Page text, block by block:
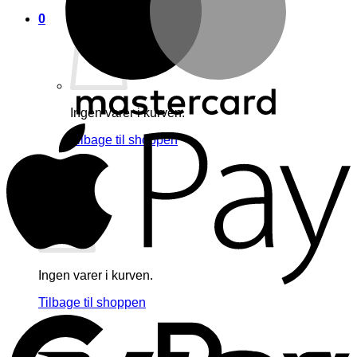
0
Ingen varer i kurven.
Tilbage til shoppen
Ingen varer i kurven.
Tilbage til shoppen